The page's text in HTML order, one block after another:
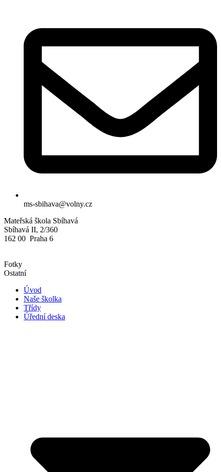
ms-sbihava@volny.cz
Mateřská škola Sbíhavá
Sbíhavá II, 2/360
162 00 Praha 6
Fotky
Ostatní
Úvod
Naše školka
Třídy
Úřední deska